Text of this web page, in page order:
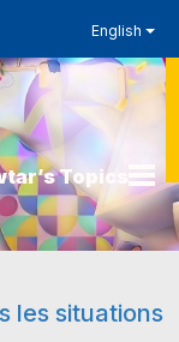
English
Topics
les situations